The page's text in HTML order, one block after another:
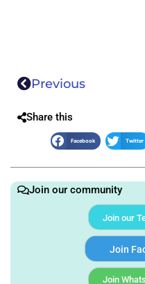
Previous
Share this
Facebook Twitter
Join our community
Join our
Join
Join